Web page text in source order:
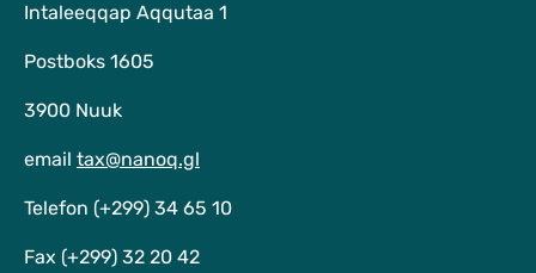
Intaleeqqap Aqqutaa 1
Postboks 1605
3900 Nuuk
email tax@nanoq.gl
Telefon (+299) 34 65 10
Fax (+299) 32 20 42